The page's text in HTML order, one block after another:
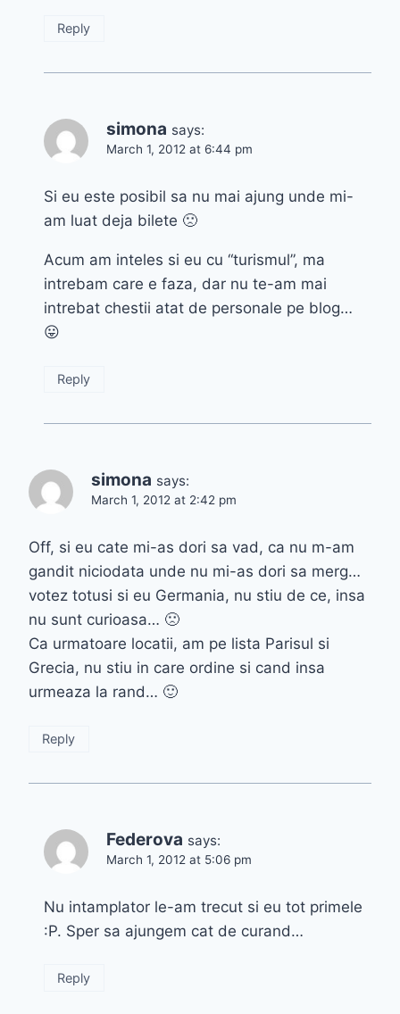
Reply
simona says:
March 1, 2012 at 6:44 pm
Si eu este posibil sa nu mai ajung unde mi-
am luat deja bilete 🙁
Acum am inteles si eu cu “turismul”, ma
intrebam care e faza, dar nu te-am mai
intrebat chestii atat de personale pe blog…
😛
Reply
simona says:
March 1, 2012 at 2:42 pm
Off, si eu cate mi-as dori sa vad, ca nu m-am
gandit niciodata unde nu mi-as dori sa merg…
votez totusi si eu Germania, nu stiu de ce, insa
nu sunt curioasa… 🙁
Ca urmatoare locatii, am pe lista Parisul si
Grecia, nu stiu in care ordine si cand insa
urmeaza la rand… 🙂
Reply
Federova says:
March 1, 2012 at 5:06 pm
Nu intamplator le-am trecut si eu tot primele
:P. Sper sa ajungem cat de curand…
Reply